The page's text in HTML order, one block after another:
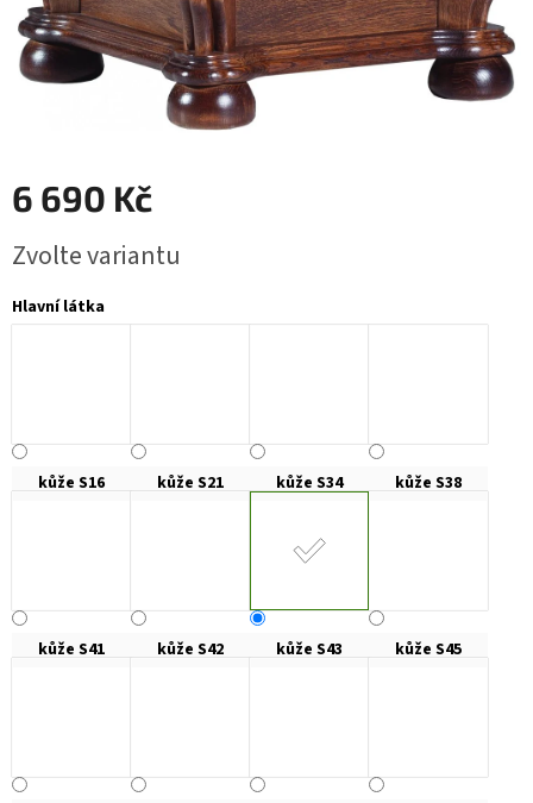
6 690 Kč
cena:
Zvolte variantu
Hlavní látka
kůže S16 kůže S21 kůže S34 kůže S38
kůže S41 kůže S42 kůže S43 kůže S45